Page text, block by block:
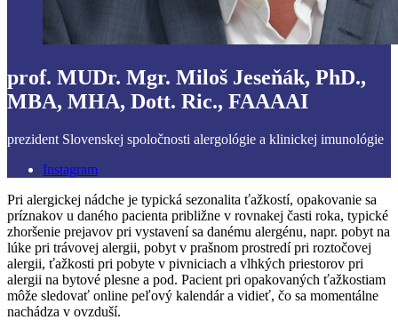
prof. MUDr. Mgr. Miloš Jeseňák, PhD.,
MBA, MHA, Dott. Ric., FAAAAI
prezident Slovenskej spoločnosti alergológie a klinickej imunológie
Instagram
Pri alergickej nádche je typická sezonalita ťažkostí, opakovanie sa
príznakov u daného pacienta približne v rovnakej časti roka, typické
zhoršenie prejavov pri vystavení sa danému alergénu, napr. pobyt na
lúke pri trávovej alergii, pobyt v prašnom prostredí pri roztočovej
alergii, ťažkosti pri pobyte v pivniciach a vlhkých priestorov pri
alergii na bytové plesne a pod. Pacient pri opakovaných ťažkostiam
môže sledovať online peľový kalendár a vidieť, čo sa momentálne
nachádza v ovzduší.